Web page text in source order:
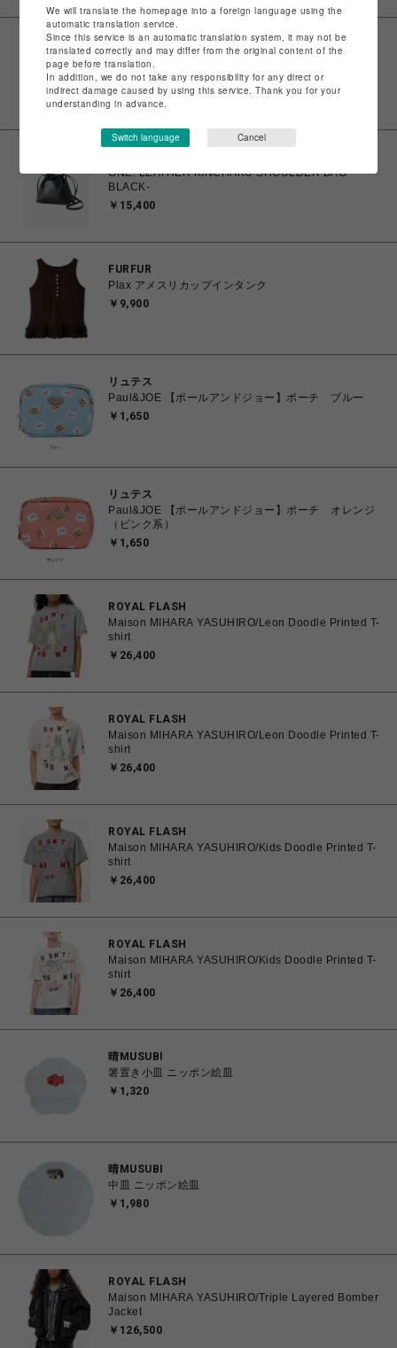
印
ONE. SHOPPING LEATHER HAND BAG -BLACK-
￥15,400
ONE. LEATHER KINCHAKU SHOULDER BAG -
BLACK-
￥15,400
FURFUR
Plax アメスリカップインタンク
￥9,900
リュテス
Paul&JOE 【ポールアンドジョー】ポーチ ブルー
￥1,650
リュテス
Paul&JOE 【ポールアンドジョー】ポーチ オレンジ
（ピンク系）
￥1,650
ROYAL FLASH
Maison MIHARA YASUHIRO/Leon Doodle Printed T-
shirt
￥26,400
ROYAL FLASH
Maison MIHARA YASUHIRO/Leon Doodle Printed T-
shirt
￥26,400
ROYAL FLASH
Maison MIHARA YASUHIRO/Kids Doodle Printed T-
shirt
￥26,400
ROYAL FLASH
Maison MIHARA YASUHIRO/Kids Doodle Printed T-
shirt
￥26,400
晴MUSUBI
箸置き小皿 ニッポン絵皿
￥1,320
晴MUSUBI
中皿 ニッポン絵皿
￥1,980
ROYAL FLASH
Maison MIHARA YASUHIRO/Triple Layered Bomber
Jacket
￥126,500
We will translate the homepage into a foreign language using the
automatic translation service.
Since this service is an automatic translation system, it may not be
translated correctly and may differ from the original content of the
page before translation.
In addition, we do not take any responsibility for any direct or
indirect damage caused by using this service. Thank you for your
understanding in advance.
Switch language Cancel